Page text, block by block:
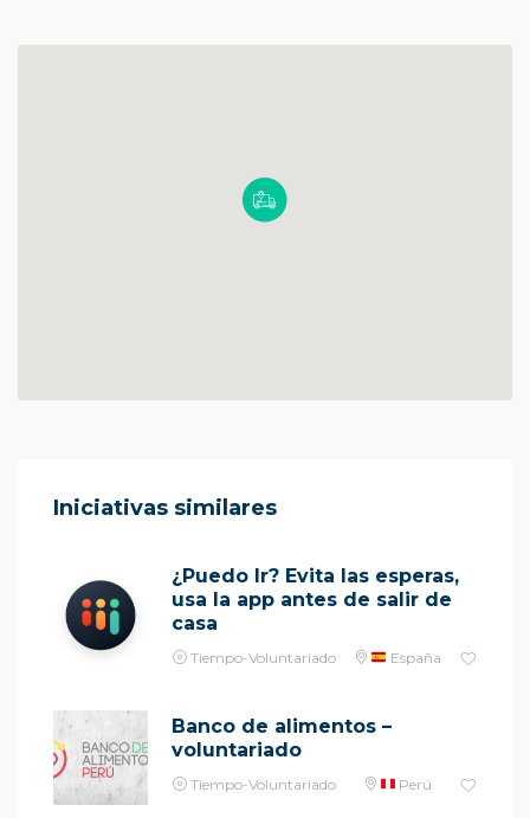
Iniciativas similares
¿Puedo Ir? Evita las esperas,
usa la app antes de salir de
casa
Tiempo-Voluntariado España
Banco de alimentos –
voluntariado
Tiempo-Voluntariado Perú